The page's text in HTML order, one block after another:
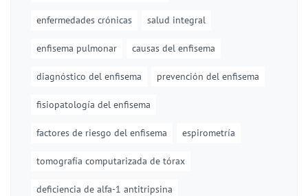
enfermedades crónicas salud integral
enfisema pulmonar causas del enfisema
diagnóstico del enfisema prevención del enfisema
fisiopatología del enfisema
factores de riesgo del enfisema espirometría
tomografía computarizada de tórax
deficiencia de alfa-1 antitripsina